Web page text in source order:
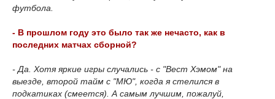
футбола.
- В прошлом году это было так же нечасто, как в
последних матчах сборной?
- Да. Хотя яркие игры случались - с "Вест Хэмом" на
выезде, второй тайм с "МЮ", когда я стелился в
подкатиках (смеется). А самым лучшим, пожалуй,